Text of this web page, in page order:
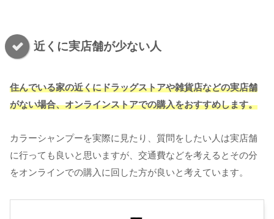
近くに実店舗が少ない人
住んでいる家の近くにドラッグストアや雑貨店などの実店舗
がない場合、オンラインストアでの購入をおすすめします。
カラーシャンプーを実際に見たり、質問をしたい人は実店舗
に行っても良いと思いますが、交通費などを考えるとその分
をオンラインでの購入に回した方が良いと考えています。